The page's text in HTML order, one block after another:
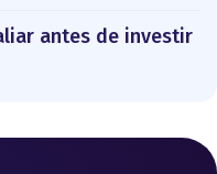
antes de investir